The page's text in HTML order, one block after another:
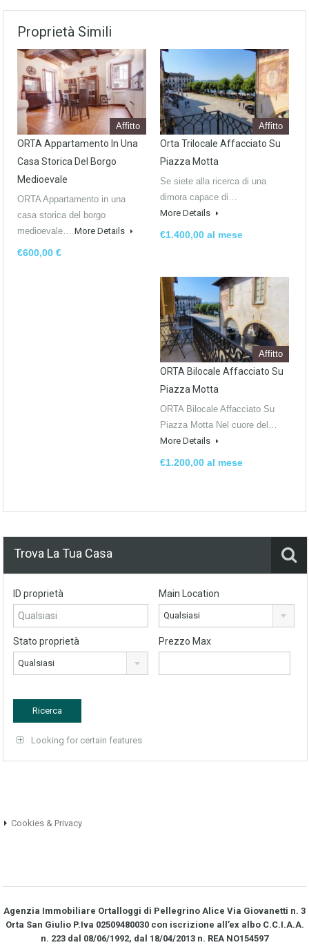
Proprietà Simili
Affitto
ORTA Appartamento In Una
Casa Storica Del Borgo
Medioevale
ORTA Appartamento in una
casa storica del borgo
medioevale… More Details
€600,00 €
Affitto
Orta Trilocale Affacciato Su
Piazza Motta
Se siete alla ricerca di una
dimora capace di…
More Details
€1.400,00 al mese
Affitto
ORTA Bilocale Affacciato Su
Piazza Motta
ORTA Bilocale Affacciato Su
Piazza Motta Nel cuore del…
More Details
€1.200,00 al mese
Trova La Tua Casa
ID proprietà Main Location
Qualsiasi
Stato proprietà
Qualsiasi
Prezzo Max
Looking for certain features
Cookies & Privacy
Agenzia Immobiliare Ortalloggi di Pellegrino Alice Via Giovanetti n. 3
Orta San Giulio P.Iva 02509480030 con iscrizione all’ex albo C.C.I.A.A.
n. 223 dal 08/06/1992, dal 18/04/2013 n. REA NO­154597